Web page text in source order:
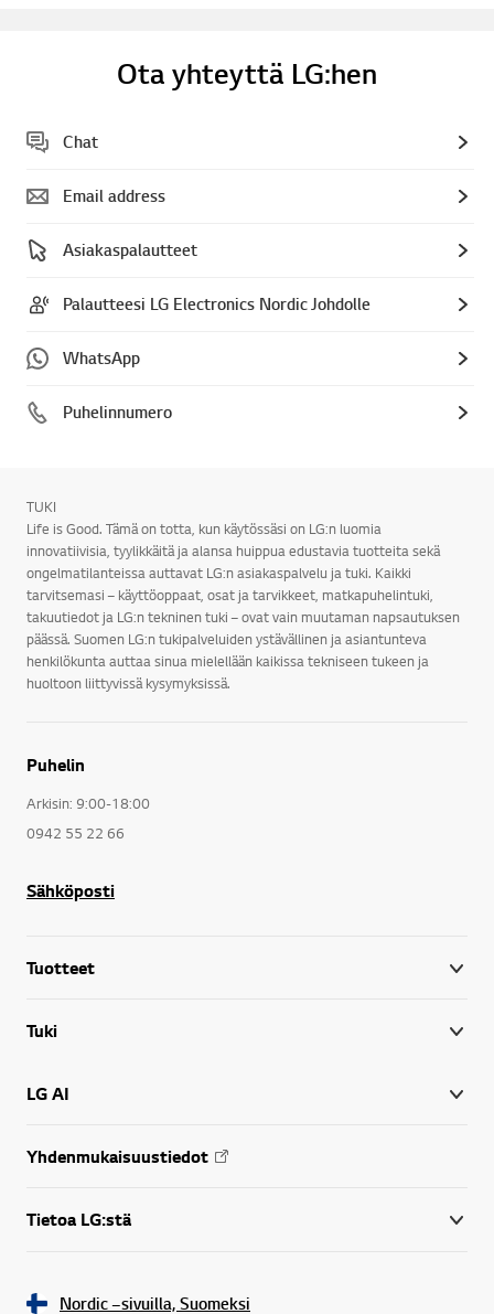
Ota yhteyttä LG:hen
Chat
Email address
Asiakaspalautteet
Palautteesi LG Electronics Nordic Johdolle
WhatsApp
Puhelinnumero
TUKI
Life is Good. Tämä on totta, kun käytössäsi on LG:n luomia
innovatiivisia, tyylikkäitä ja alansa huippua edustavia tuotteita sekä
ongelmatilanteissa auttavat LG:n asiakaspalvelu ja tuki. Kaikki
tarvitsemasi – käyttöoppaat, osat ja tarvikkeet, matkapuhelintuki,
takuutiedot ja LG:n tekninen tuki – ovat vain muutaman napsautuksen
päässä. Suomen LG:n tukipalveluiden ystävällinen ja asiantunteva
henkilökunta auttaa sinua mielellään kaikissa tekniseen tukeen ja
huoltoon liittyvissä kysymyksissä.
Puhelin
Arkisin: 9:00-18:00
0942 55 22 66
Sähköposti
Tuotteet
Tuki
LG AI
Yhdenmukaisuustiedot
Tietoa LG:stä
Nordic –sivuilla, Suomeksi